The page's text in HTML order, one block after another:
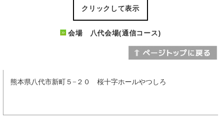
クリックして表示
会場 八代会場(通信コース)
熊本県八代市新町５−２０ 桜十字ホールやつしろ